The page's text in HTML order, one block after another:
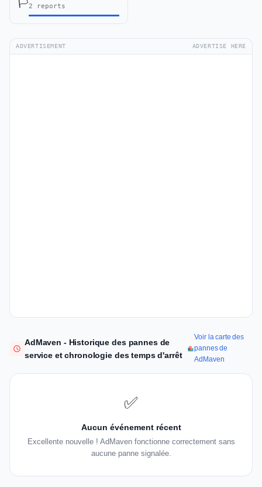
🏳️2 reports
ADVERTISEMENT ADVERTISE HERE
AdMaven - Historique des pannes de
service et chronologie des temps d'arrêt
Voir la carte des
pannes de
AdMaven
✅
Aucun événement récent
Excellente nouvelle ! AdMaven fonctionne correctement sans
aucune panne signalée.